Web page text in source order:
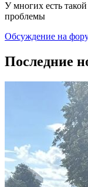
У многих есть
проблемы
Обсуждение на
Последние